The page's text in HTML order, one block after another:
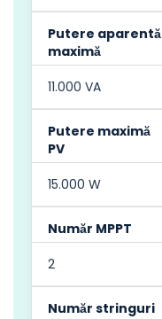
Putere aparentă
maximă
11.000 VA
Putere maximă
PV
15.000 W
Număr MPPT
2
Număr stringuri